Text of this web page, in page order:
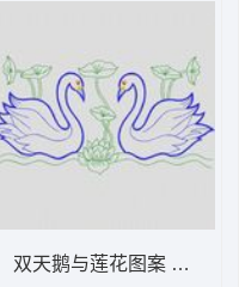
双天鹅与莲花图案 植物花